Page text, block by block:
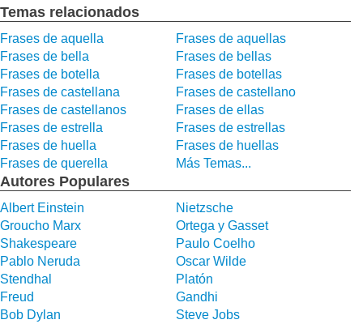
Temas relacionados
Frases de aquella
Frases de aquellas
Frases de bella
Frases de bellas
Frases de botella
Frases de botellas
Frases de castellana
Frases de castellano
Frases de castellanos
Frases de ellas
Frases de estrella
Frases de estrellas
Frases de huella
Frases de huellas
Frases de querella
Más Temas...
Autores Populares
Albert Einstein
Nietzsche
Groucho Marx
Ortega y Gasset
Shakespeare
Paulo Coelho
Pablo Neruda
Oscar Wilde
Stendhal
Platón
Freud
Gandhi
Bob Dylan
Steve Jobs